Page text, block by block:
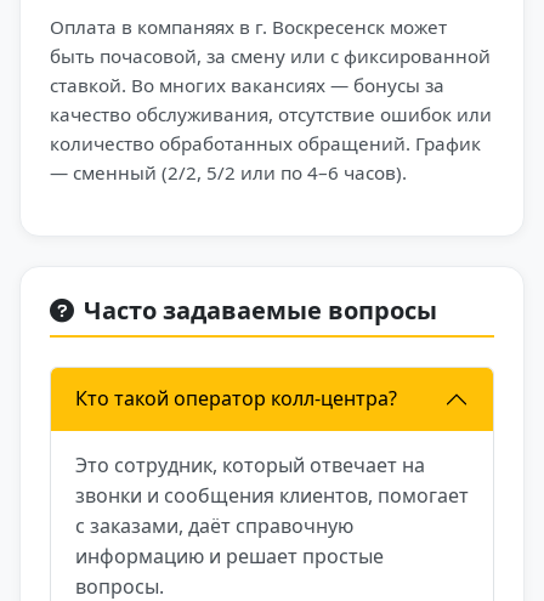
Оплата в компаняях в г. Воскресенск может
быть почасовой, за смену или с фиксированной
ставкой. Во многих вакансиях — бонусы за
качество обслуживания, отсутствие ошибок или
количество обработанных обращений. График
— сменный (2/2, 5/2 или по 4–6 часов).
Часто задаваемые вопросы
Кто такой оператор колл-центра?
Это сотрудник, который отвечает на
звонки и сообщения клиентов, помогает
с заказами, даёт справочную
информацию и решает простые
вопросы.